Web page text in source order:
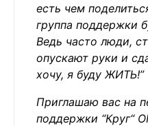
есть чем
группа поддержки
Ведь часто люди,
опускают руки и
хочу, я буду ЖИТЬ!”
️Приглашаю вас на
поддержки “Круг“